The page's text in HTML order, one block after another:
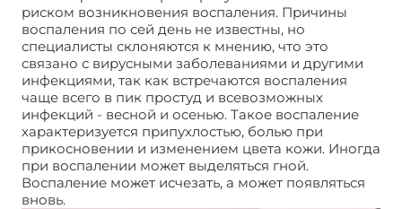
риском возникновения воспаления. Причины
воспаления по сей день не известны, но
специалисты склоняются к мнению, что это
связано с вирусными заболеваниями и другими
инфекциями, так как встречаются воспаления
чаще всего в пик простуд и всевозможных
инфекций - весной и осенью. Такое воспаление
характеризуется припухлостью, болью при
прикосновении и изменением цвета кожи. Иногда
при воспалении может выделяться гной.
Воспаление может исчезать, а может появляться
вновь.